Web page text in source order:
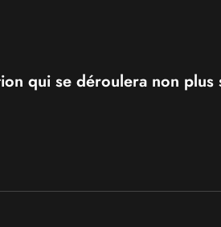
qui se déroulera non plus